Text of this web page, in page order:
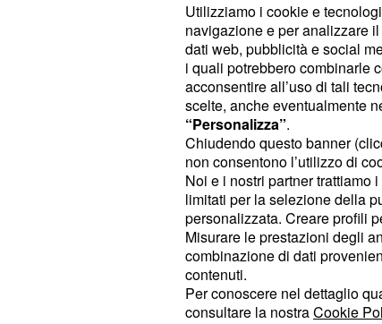
Durante l'evento vi sarà
generale Confederale Maurizio
proposte di riforma dellalegge
In particolare, il sindacato si
diverse proposte di intervento e
legislazione. La prima consiste
Utilizziamo i cookie e
navigazione e per analizzare
dati web, pubblicità e social
i quali potrebbero combinarle
acconsentire all’uso di tali
scelte, anche eventualmente
“Personalizza”.
Chiudendo questo banner
non consentono l’utilizzo di
Noi e i nostri partner trattiamo
limitati per la selezione della
personalizzata. Creare profili
Misurare le prestazioni degli
combinazione di dati
contenuti.
Per conoscere nel dettaglio
consultare la nostraCookie